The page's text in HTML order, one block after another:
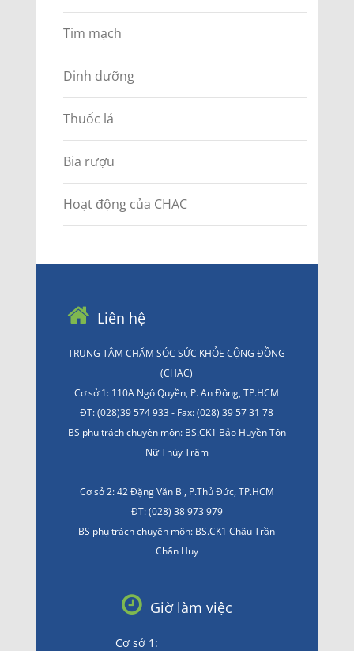
Tim mạch
Dinh dưỡng
Thuốc lá
Bia rượu
Hoạt động của CHAC
Liên hệ
TRUNG TÂM CHĂM SÓC SỨC KHỎE CỘNG ĐỒNG
(CHAC)
Cơ sở 1: 110A Ngô Quyền, P. An Đông, TP.HCM
ĐT: (028)39 574 933 - Fax: (028) 39 57 31 78
BS phụ trách chuyên môn: BS.CK1 Bảo Huyền Tôn
Nữ Thùy Trâm
Cơ sở 2: 42 Đặng Văn Bi, P.Thủ Đức, TP.HCM
ĐT: (028) 38 973 979
BS phụ trách chuyên môn: BS.CK1 Châu Trần
Chấn Huy
Giờ làm việc
Cơ sở 1: